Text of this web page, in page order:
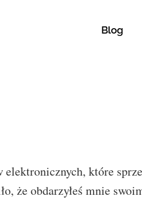
Blog
które
że obdarzyłeś mnie